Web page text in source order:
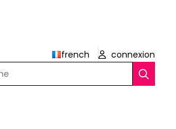
french
connexion